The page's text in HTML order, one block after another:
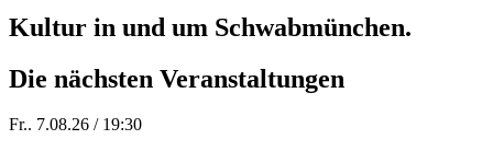
Kultur in und um Schwabmünchen.
Die nächsten Veranstaltungen
Fr.. 7.08.26 / 19:30